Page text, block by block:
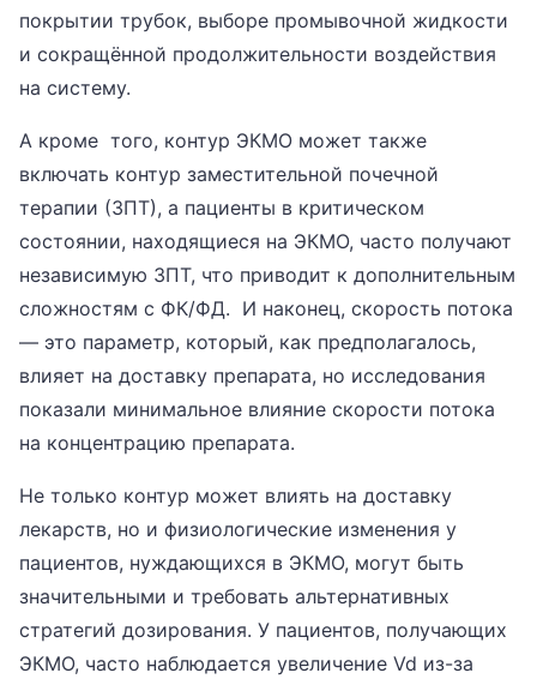
покрытии трубок, выборе промывочной жидкости
и сокращённой продолжительности воздействия
на систему.
А кроме того, контур ЭКМО может также
включать контур заместительной почечной
терапии (ЗПТ), а пациенты в критическом
состоянии, находящиеся на ЭКМО, часто получают
независимую ЗПТ, что приводит к дополнительным
сложностям с ФК/ФД. И наконец, скорость потока
— это параметр, который, как предполагалось,
влияет на доставку препарата, но исследования
показали минимальное влияние скорости потока
на концентрацию препарата.
Не только контур может влиять на доставку
лекарств, но и физиологические изменения у
пациентов, нуждающихся в ЭКМО, могут быть
значительными и требовать альтернативных
стратегий дозирования. У пациентов, получающих
ЭКМО, часто наблюдается увеличение Vd из-за